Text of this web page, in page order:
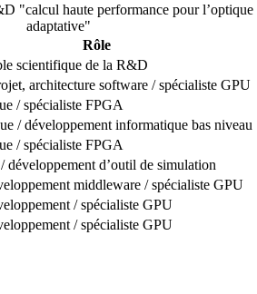
"calcul haute performance pour l’optique
adaptative"
Rôle
scientifique de la R&D
architecture software / spécialiste GPU
/ spécialiste FPGA
/ développement informatique bas niveau
/ spécialiste FPGA
développement d’outil de simulation
middleware / spécialiste GPU
/ spécialiste GPU
/ spécialiste GPU